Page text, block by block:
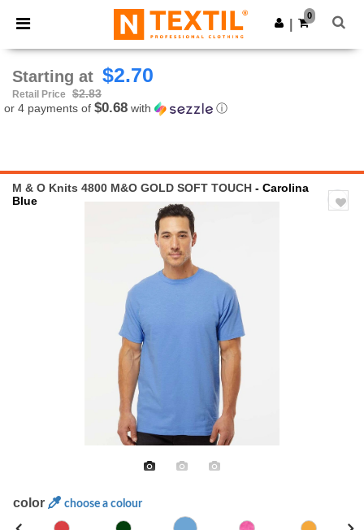
× Ntextil App
Better prices on app!
Get the app
0
Starting at $2.70
Retail Price
$2.83
or 4 payments of $0.68 with ⓘ
M & O Knits 4800 M&O GOLD SOFT TOUCH - Carolina
Blue
color choose a colour